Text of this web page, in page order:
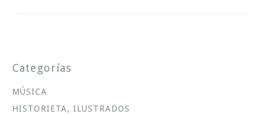
Categorías
MÚSICA
HISTORIETA, ILUSTRADOS